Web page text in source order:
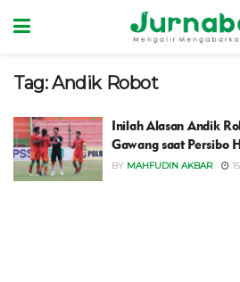
Tag:Andik Robot
Inilah Alasan Andik
Gawang saat Persibo
BY MAHFUDIN AKBAR